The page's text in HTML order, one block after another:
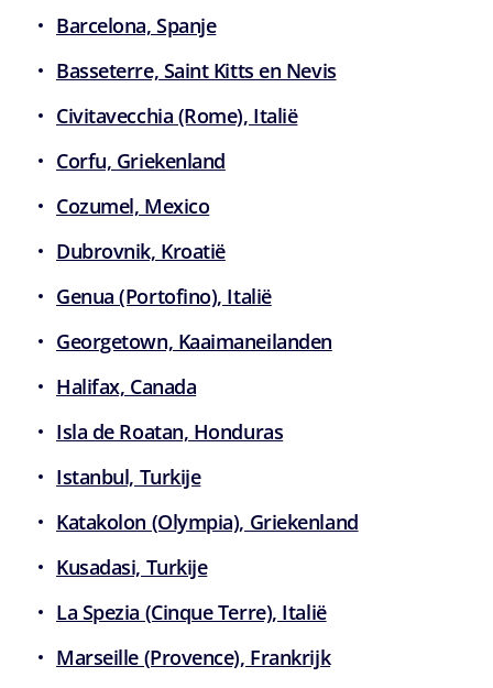
Barcelona, Spanje
Basseterre, Saint Kitts en Nevis
Civitavecchia (Rome), Italië
Corfu, Griekenland
Cozumel, Mexico
Dubrovnik, Kroatië
Genua (Portofino), Italië
Georgetown, Kaaimaneilanden
Halifax, Canada
Isla de Roatan, Honduras
Istanbul, Turkije
Katakolon (Olympia), Griekenland
Kusadasi, Turkije
La Spezia (Cinque Terre), Italië
Marseille (Provence), Frankrijk